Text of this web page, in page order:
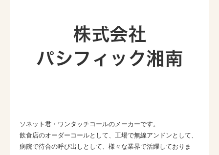
ソネット君・ワンタッチコールのメーカーです。
飲食店のオーダーコールとして、工場で無線アンドンとして、
病院で待合の呼び出しとして、様々な業界で活躍しておりま